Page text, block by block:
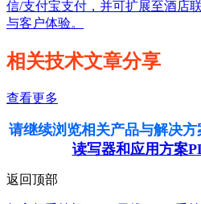
信/支付宝支付，并可扩展至酒店
与客户体验。
相关技术文章分享
查看更多
请继续浏览相关产品与解决方
读写器和应用方案
返回顶部